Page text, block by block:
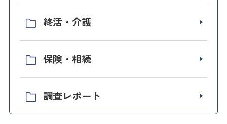
終活・介護
保険・相続
調査レポート